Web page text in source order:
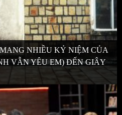
NHIỀU KỶ NIỆM CỦA
VẪN YÊU EM) ĐẾN GIÂY